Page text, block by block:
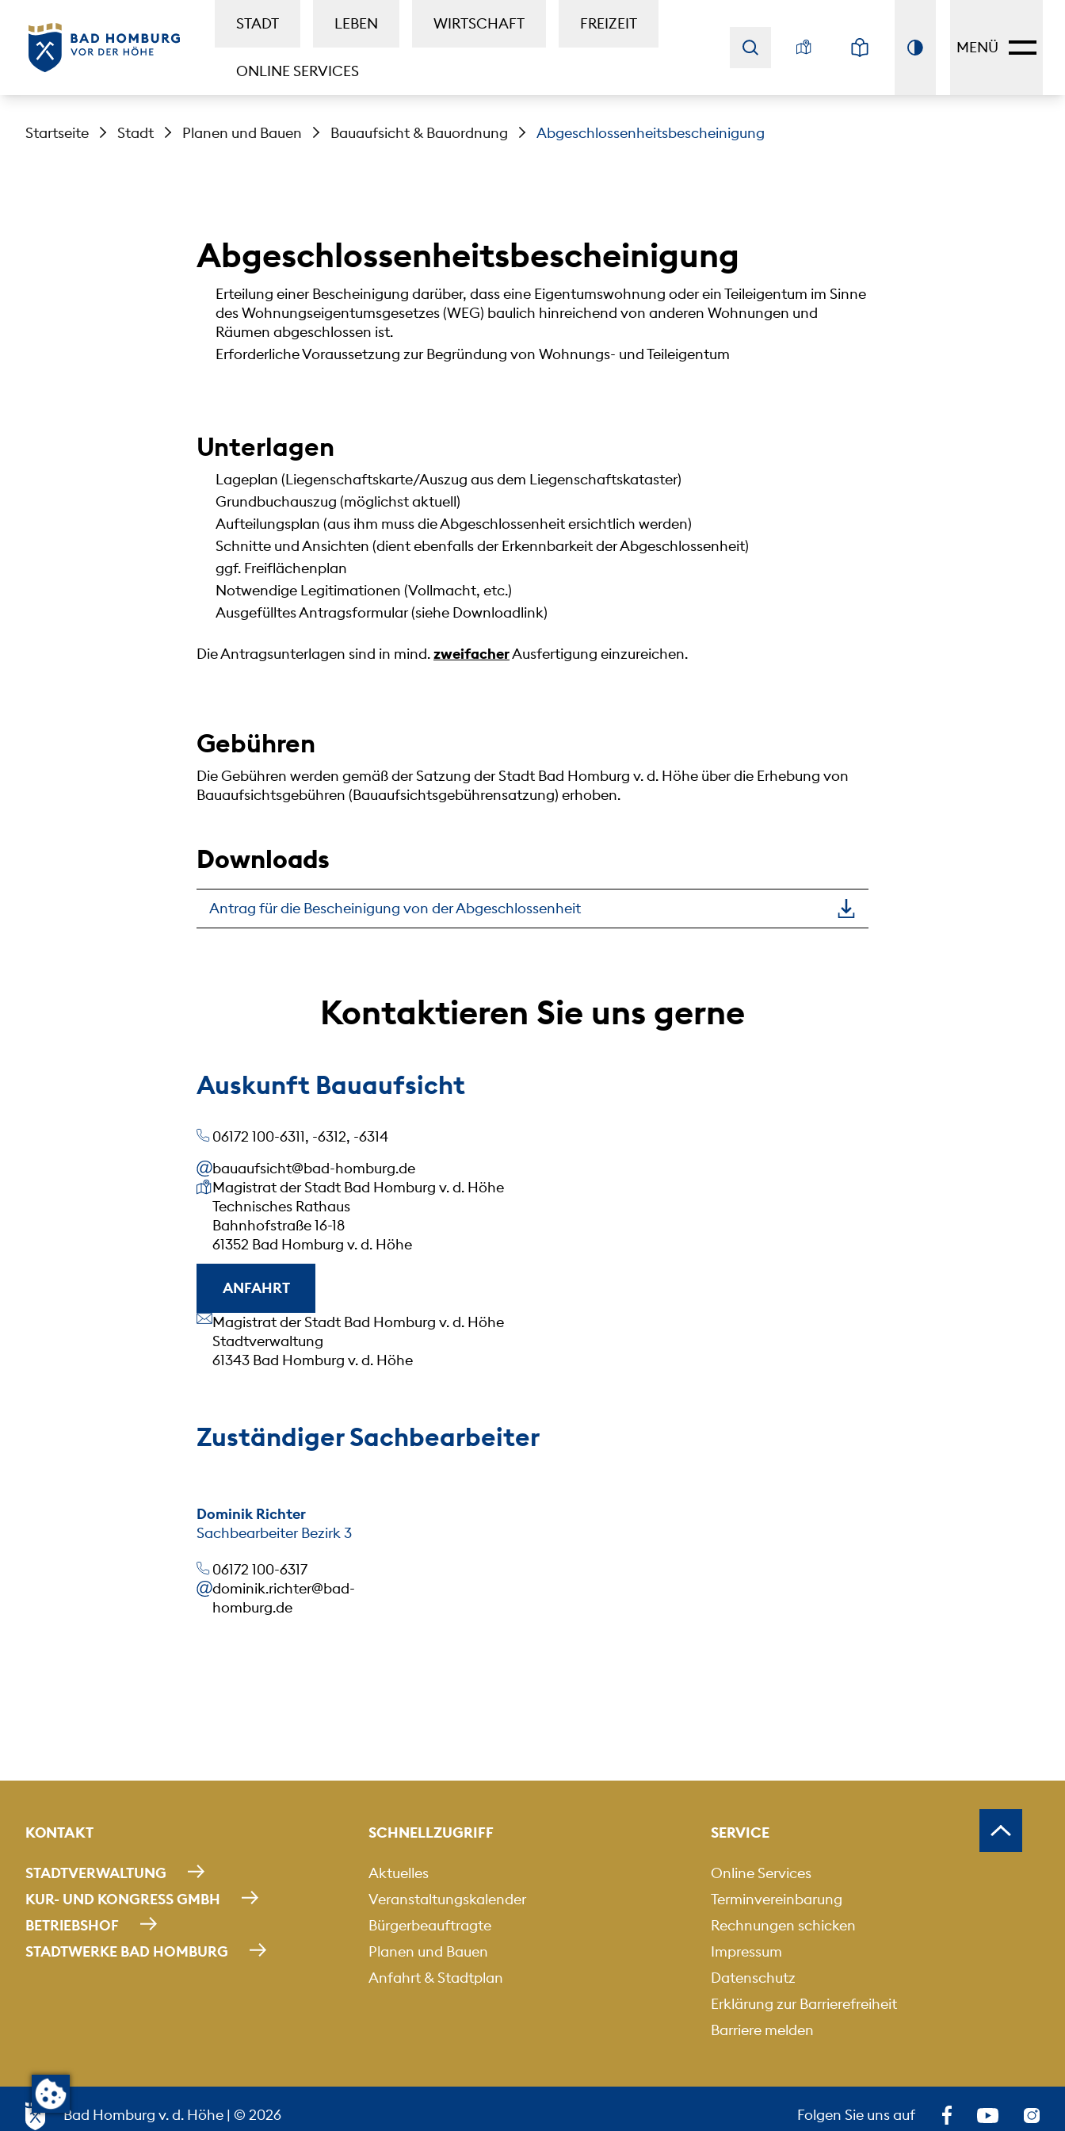
STADT LEBEN WIRTSCHAFT FREIZEIT
ONLINE SERVICES
MENÜ
Startseite Stadt Planen und Bauen Bauaufsicht & Bauordnung Abgeschlossenheitsbescheinigung
Abgeschlossenheitsbescheinigung
Erteilung einer Bescheinigung darüber, dass eine Eigentumswohnung oder ein Teileigentum im Sinne
des Wohnungseigentumsgesetzes (WEG) baulich hinreichend von anderen Wohnungen und
Räumen abgeschlossen ist.
Erforderliche Voraussetzung zur Begründung von Wohnungs- und Teileigentum
Unterlagen
Lageplan (Liegenschaftskarte/Auszug aus dem Liegenschaftskataster)
Grundbuchauszug (möglichst aktuell)
Aufteilungsplan (aus ihm muss die Abgeschlossenheit ersichtlich werden)
Schnitte und Ansichten (dient ebenfalls der Erkennbarkeit der Abgeschlossenheit)
ggf. Freiflächenplan
Notwendige Legitimationen (Vollmacht, etc.)
Ausgefülltes Antragsformular (siehe Downloadlink)
Die Antragsunterlagen sind in mind.zweifacherAusfertigung einzureichen.
Gebühren
Die Gebühren werden gemäß der Satzung der Stadt Bad Homburg v. d. Höhe über die Erhebung von
Bauaufsichtsgebühren (Bauaufsichtsgebührensatzung) erhoben.
Downloads
Antrag für die Bescheinigung von der Abgeschlossenheit
Kontaktieren Sie uns gerne
Auskunft Bauaufsicht
06172 100-6311, -6312, -6314
bauaufsicht@bad-homburg.de
Unsere Anschrift
Magistrat der Stadt Bad Homburg v. d. Höhe
Technisches Rathaus
Bahnhofstraße 16-18
61352 Bad Homburg v. d. Höhe
ANFAHRT
Unsere Anschrift
Magistrat der Stadt Bad Homburg v. d. Höhe
Stadtverwaltung
61343 Bad Homburg v. d. Höhe
Zuständiger Sachbearbeiter
Dominik Richter
Sachbearbeiter Bezirk 3
06172 100-6317
dominik.richter@bad-
homburg.de
KONTAKT
STADTVERWALTUNG
KUR- UND KONGRESS GMBH
BETRIEBSHOF
STADTWERKE BAD HOMBURG
SCHNELLZUGRIFF
Aktuelles
Veranstaltungskalender
Bürgerbeauftragte
Planen und Bauen
Anfahrt & Stadtplan
SERVICE
Online Services
Terminvereinbarung
Rechnungen schicken
Impressum
Datenschutz
Erklärung zur Barrierefreiheit
Barriere melden
Bad Homburg v. d. Höhe | © 2026 Folgen Sie uns auf